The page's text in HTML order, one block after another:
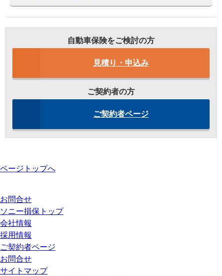
自動車保険をご検討の方
見積り・申込み
ご契約者の方
ご契約者ページ
ページトップへ
お問合せ
ソニー損保トップ
会社情報
採用情報
ご契約者ページ
お問合せ
サイトマップ